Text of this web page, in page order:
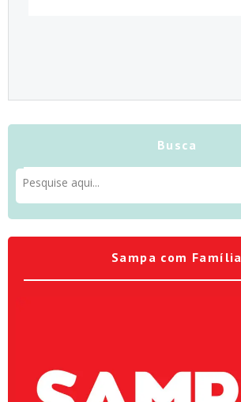
Busca
Sampa com Família